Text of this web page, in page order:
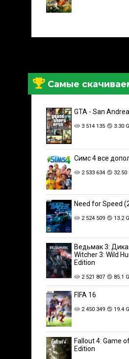
Самые
GTA - San
3 514 135 3.30
Симс 4 все
2 533 634 32.50
Need for Speed
2 524 509 13.2
Ведьмак 3:
Witcher 3: Wild
Edition
2 521 807 85.1
FIFA 16
2 450 349 19.4
Fallout 4: Game
Edition